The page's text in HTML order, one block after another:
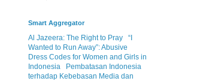
Smart Aggregator
Al Jazeera: The Right to Pray
“I
Wanted to Run Away”: Abusive
Dress Codes for Women and Girls in
Indonesia
Pembatasan Indonesia
terhadap Kebebasan Media dan